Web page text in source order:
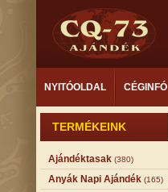
NYITÓOLDAL CÉGINFÓ
TERMÉKEINK
Ajándéktasak (380)
Anyák Napi Ajándék (165)